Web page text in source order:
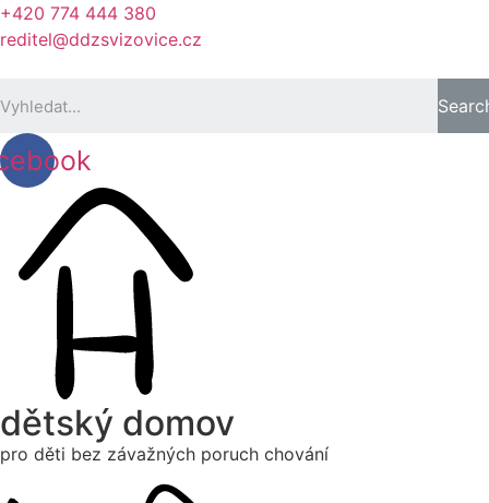
+420 774 444 380
reditel@ddzsvizovice.cz
dětský domov
pro děti bez závažných poruch chování